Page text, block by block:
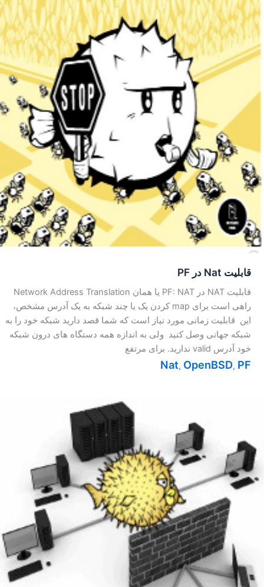
قابلیت Nat در PF
قابلیت NAT در PF: NAT یا همان Network Address Translation
راهی است برای map کردن یک یا چند شبکه به یک آدرس مشخص،
این قابلیت زمانی مورد نیاز است که شما قصد دارید شبکه خود را به
شبکه جهانی وصل کنید ولی به اندازه همه دستگاه های درون شبکه
خود آدرس valid ندارید. برای مرتفع
Nat, OpenBSD, PF